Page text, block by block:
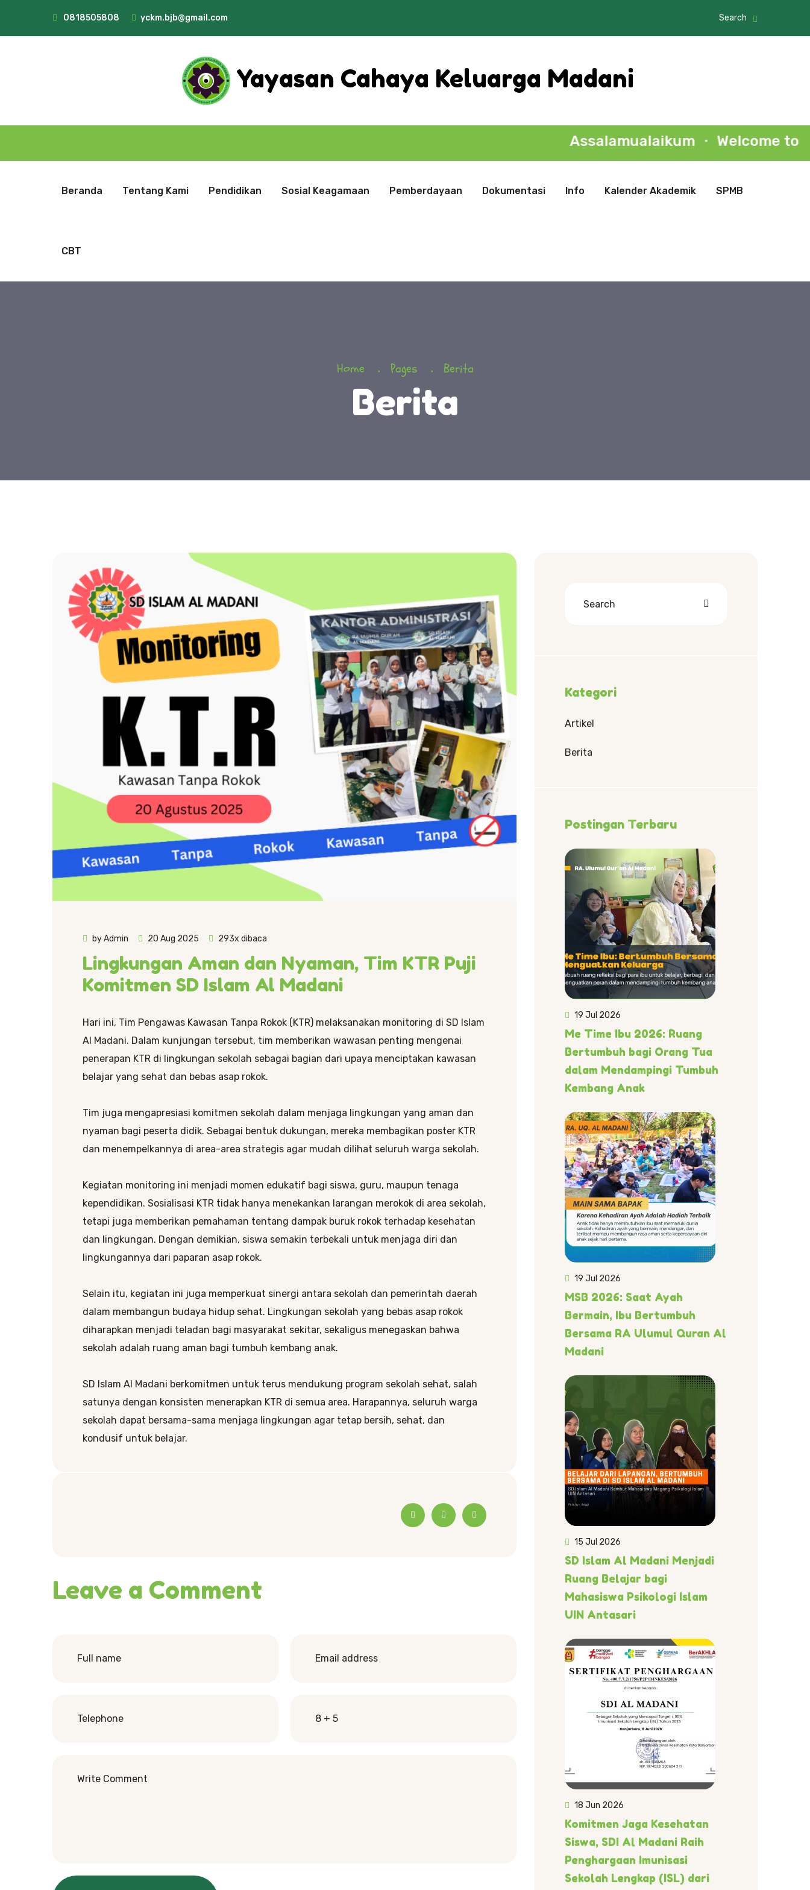
0818505808 yckm.bjb@gmail.com Search
Yayasan Cahaya Keluarga Madani
Assalamualaikum ・ Welcome to Al
Beranda Tentang Kami Pendidikan Sosial Keagamaan Pemberdayaan Dokumentasi Info Kalender Akademik SPMB
CBT
Home Pages Berita
Berita
by Admin 20 Aug 2025 293x dibaca
Lingkungan Aman dan Nyaman, Tim KTR Puji
Komitmen SD Islam Al Madani
Hari ini, Tim Pengawas Kawasan Tanpa Rokok (KTR) melaksanakan monitoring di SD Islam
Al Madani. Dalam kunjungan tersebut, tim memberikan wawasan penting mengenai
penerapan KTR di lingkungan sekolah sebagai bagian dari upaya menciptakan kawasan
belajar yang sehat dan bebas asap rokok.
Tim juga mengapresiasi komitmen sekolah dalam menjaga lingkungan yang aman dan
nyaman bagi peserta didik. Sebagai bentuk dukungan, mereka membagikan poster KTR
dan menempelkannya di area-area strategis agar mudah dilihat seluruh warga sekolah.
Kegiatan monitoring ini menjadi momen edukatif bagi siswa, guru, maupun tenaga
kependidikan. Sosialisasi KTR tidak hanya menekankan larangan merokok di area sekolah,
tetapi juga memberikan pemahaman tentang dampak buruk rokok terhadap kesehatan
dan lingkungan. Dengan demikian, siswa semakin terbekali untuk menjaga diri dan
lingkungannya dari paparan asap rokok.
Selain itu, kegiatan ini juga memperkuat sinergi antara sekolah dan pemerintah daerah
dalam membangun budaya hidup sehat. Lingkungan sekolah yang bebas asap rokok
diharapkan menjadi teladan bagi masyarakat sekitar, sekaligus menegaskan bahwa
sekolah adalah ruang aman bagi tumbuh kembang anak.
SD Islam Al Madani berkomitmen untuk terus mendukung program sekolah sehat, salah
satunya dengan konsisten menerapkan KTR di semua area. Harapannya, seluruh warga
sekolah dapat bersama-sama menjaga lingkungan agar tetap bersih, sehat, dan
kondusif untuk belajar.
Leave a Comment
Kategori
Artikel
Berita
Postingan Terbaru
19 Jul 2026
Me Time Ibu 2026: Ruang
Bertumbuh bagi Orang Tua
dalam Mendampingi Tumbuh
Kembang Anak
19 Jul 2026
MSB 2026: Saat Ayah
Bermain, Ibu Bertumbuh
Bersama RA Ulumul Quran Al
Madani
15 Jul 2026
SD Islam Al Madani Menjadi
Ruang Belajar bagi
Mahasiswa Psikologi Islam
UIN Antasari
18 Jun 2026
Komitmen Jaga Kesehatan
Siswa, SDI Al Madani Raih
Penghargaan Imunisasi
Sekolah Lengkap (ISL) dari